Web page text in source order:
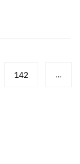
142 …